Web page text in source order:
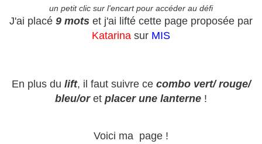
un petit clic sur l'encart pour accéder au défi
J'ai placé 9 mots et j'ai lifté cette page proposée par
Katarina sur MIS
En plus du lift, il faut suivre ce combo vert/ rouge/
bleu/or et placer une lanterne !
Voici ma page !